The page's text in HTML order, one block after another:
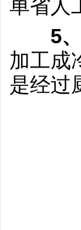
单省人
5
加工成
是经过